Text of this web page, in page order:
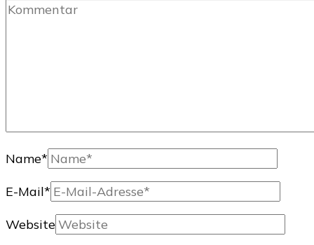
Name*
E-Mail*
Website